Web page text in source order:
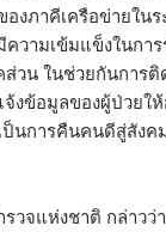
าคีเครือข่ายในร
วามเข้มแข็งในก
วน ในช่วยกันกา
งข้อมูลของผู้ป่วย
ป็นการคืนคนดีสู่สังค
จแห่งชาติ กล่าวว่